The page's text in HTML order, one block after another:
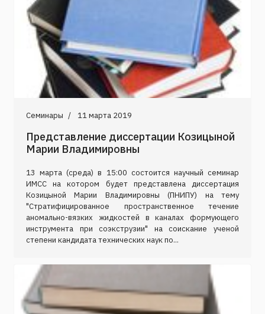
Семинары 11 марта 2019
Представление диссертации Козицыной
Марии Владимировны
13 марта (среда) в 15:00 состоится научный семинар
ИМСС на котором будет представлена диссертация
Козицыной Марии Владимировны (ПНИПУ) на тему
"Стратифицированное пространственное течение
аномально-вязких жидкостей в каналах формующего
инструмента при соэкструзии" на соискание ученой
степени кандидата технических наук по...